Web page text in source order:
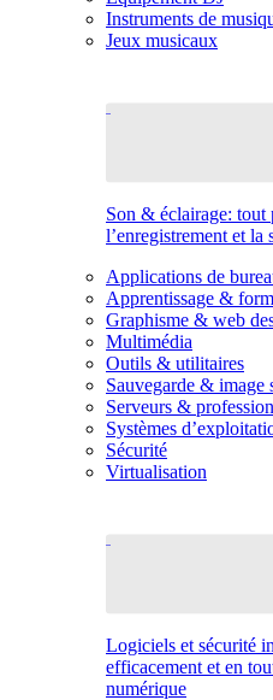
Instruments de
Jeux musicaux
Son & éclairage: tout
l’enregistrement et la
Applications de
Apprentissage &
Graphisme & web
Multimédia
Outils & utilitaires
Sauvegarde & image
Serveurs &
Systèmes
Sécurité
Virtualisation
Logiciels et sécurité
efficacement et en
numérique